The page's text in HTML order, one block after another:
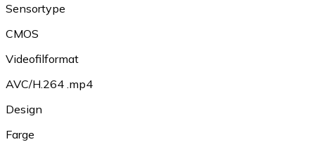
Sensortype
CMOS
Videofilformat
AVC/H.264 .mp4
Design
Farge